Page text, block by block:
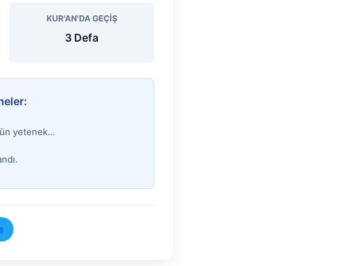
KUR'AN'DA GEÇIŞ
3 Defa
yetenek...